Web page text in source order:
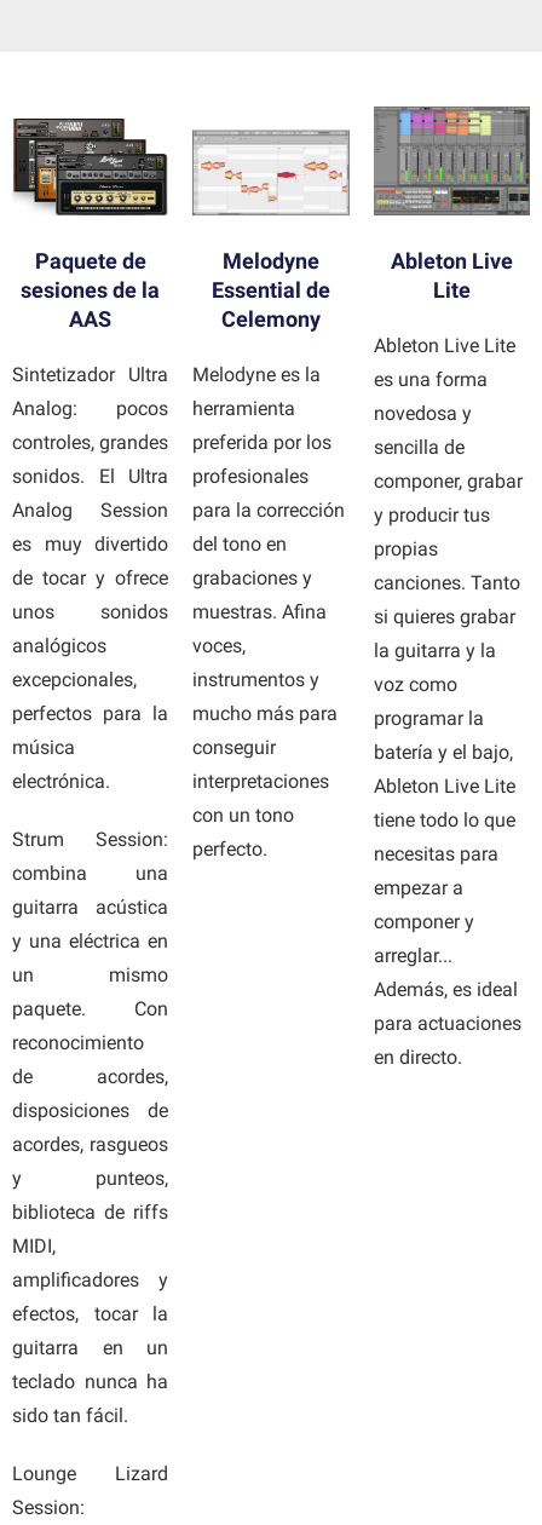
Paquete de
sesiones de la
AAS
Sintetizador Ultra
Analog: pocos
controles, grandes
sonidos. El Ultra
Analog Session
es muy divertido
de tocar y ofrece
unos sonidos
analógicos
excepcionales,
perfectos para la
música
electrónica.
Strum Session:
combina una
guitarra acústica
y una eléctrica en
un mismo
paquete. Con
reconocimiento
de acordes,
disposiciones de
acordes, rasgueos
y punteos,
biblioteca de riffs
MIDI,
amplificadores y
efectos, tocar la
guitarra en un
teclado nunca ha
sido tan fácil.
Lounge Lizard
Session:
Melodyne
Essential de
Celemony
Melodyne es la
herramienta
preferida por los
profesionales
para la corrección
del tono en
grabaciones y
muestras. Afina
voces,
instrumentos y
mucho más para
conseguir
interpretaciones
con un tono
perfecto.
Ableton Live
Lite
Ableton Live Lite
es una forma
novedosa y
sencilla de
componer, grabar
y producir tus
propias
canciones. Tanto
si quieres grabar
la guitarra y la
voz como
programar la
batería y el bajo,
Ableton Live Lite
tiene todo lo que
necesitas para
empezar a
componer y
arreglar...
Además, es ideal
para actuaciones
en directo.